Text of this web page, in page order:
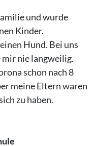
und wurde
Kinder.
Hund. Bei uns
mir nie langweilig.
schon nach 8
meine Eltern waren
zu haben.